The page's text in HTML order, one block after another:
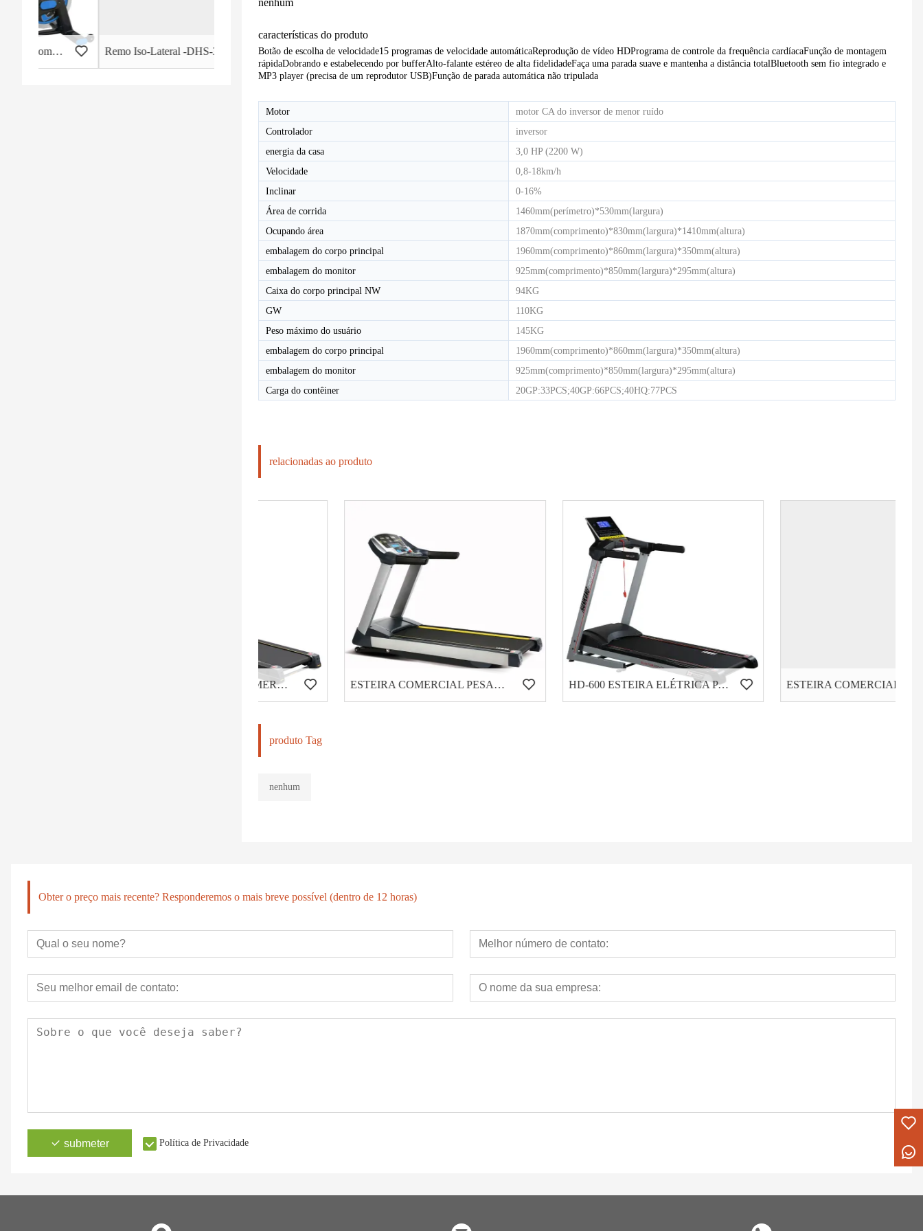
Remo Iso-Lateral -DHS-3011 ESTEIRA ELÉTRICA COMERCIAL LUZ HD-800T ESTEIRA ELÉTRICA COMERCIAL LIGHT HD-800 ESTEIRA ELÉTRICA COMERCIAL LIGHT HD-900 Bicicleta Spinning Semicomercial - HB-2015
nenhum
características do produto
Botão de escolha de velocidade15 programas de velocidade automáticaReprodução de vídeo HDPrograma de controle da frequência cardíacaFunção de montagem
rápidaDobrando e estabelecendo por bufferAlto-falante estéreo de alta fidelidadeFaça uma parada suave e mantenha a distância totalBluetooth sem fio integrado e
MP3 player (precisa de um reprodutor USB)Função de parada automática não tripulada
Motor
motor CA do inversor de menor ruído
Controlador
inversor
energia da casa
3,0 HP (2200 W)
Velocidade
0,8-18km/h
Inclinar
0-16%
Área de corrida
1460mm(perímetro)*530mm(largura)
Ocupando área
1870mm(comprimento)*830mm(largura)*1410mm(altura)
embalagem do corpo principal
1960mm(comprimento)*860mm(largura)*350mm(altura)
embalagem do monitor
925mm(comprimento)*850mm(largura)*295mm(altura)
Caixa do corpo principal NW
94KG
GW
110KG
Peso máximo do usuário
145KG
embalagem do corpo principal
1960mm(comprimento)*860mm(largura)*350mm(altura)
embalagem do monitor
925mm(comprimento)*850mm(largura)*295mm(altura)
Carga do contêiner
20GP:33PCS;40GP:66PCS;40HQ:77PCS
relacionadas ao produto
ESTEIRA COMERCIAL PESADA HC-6000 HD-600 ESTEIRA ELÉTRICA PARA USO DOMÉSTICO ESTEIRA COMERCIAL PESADA HC-8000
produto Tag
nenhum
Obter o preço mais recente? Responderemos o mais breve possível (dentro de 12 horas)
submeter Política de Privacidade